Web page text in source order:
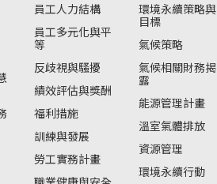
員工人力結構
員工多元化與平
等
反歧視與騷擾
績效評估與獎酬
福利措施
訓練與發展
勞工實務計畫
環境永續策略與
目標
氣候策略
氣候相關財務揭
露
能源管理計畫
溫室氣體排放
資源管理
環境永續行動